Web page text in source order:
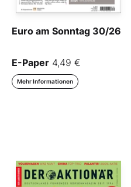
Euro am Sonntag 30/26
E-Paper 4,49 €
Mehr Informationen